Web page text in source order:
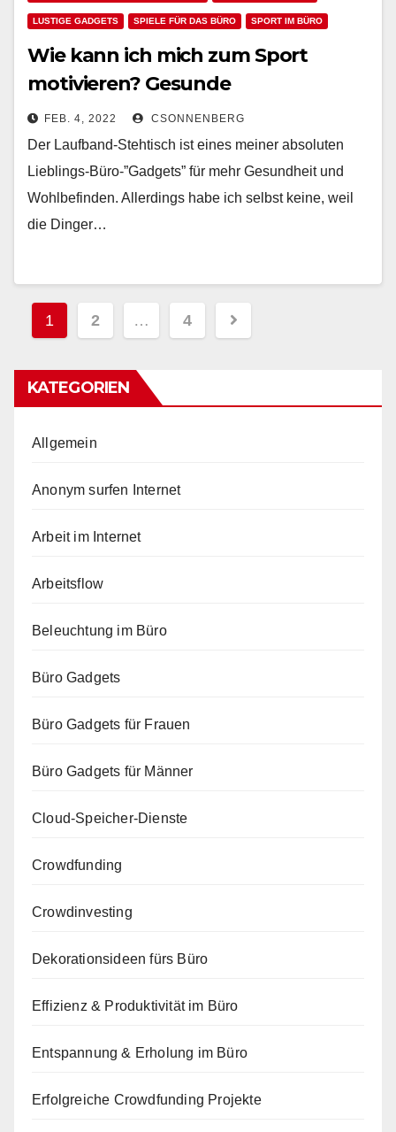
LUSTIGE GADGETS SPIELE FÜR DAS BÜRO SPORT IM BÜRO
Wie kann ich mich zum Sport
motivieren? Gesunde
Gewohnheiten, Gadgets und Ideen
sowie Inspirationen für ein
gesundes Leben
FEB. 4, 2022 CSONNENBERG
Der Laufband-Stehtisch ist eines meiner absoluten
Lieblings-Büro-”Gadgets” für mehr Gesundheit und
Wohlbefinden. Allerdings habe ich selbst keine, weil
die Dinger…
Beitragsnavigation
1 2 … 4
KATEGORIEN
Allgemein
Anonym surfen Internet
Arbeit im Internet
Arbeitsflow
Beleuchtung im Büro
Büro Gadgets
Büro Gadgets für Frauen
Büro Gadgets für Männer
Cloud-Speicher-Dienste
Crowdfunding
Crowdinvesting
Dekorationsideen fürs Büro
Effizienz & Produktivität im Büro
Entspannung & Erholung im Büro
Erfolgreiche Crowdfunding Projekte